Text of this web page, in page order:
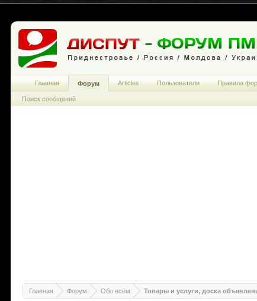
Главная Форум Обо всём Товары и услуги, доска
Главная Форум
Поиск сообщений
Articles Пользователи Правила